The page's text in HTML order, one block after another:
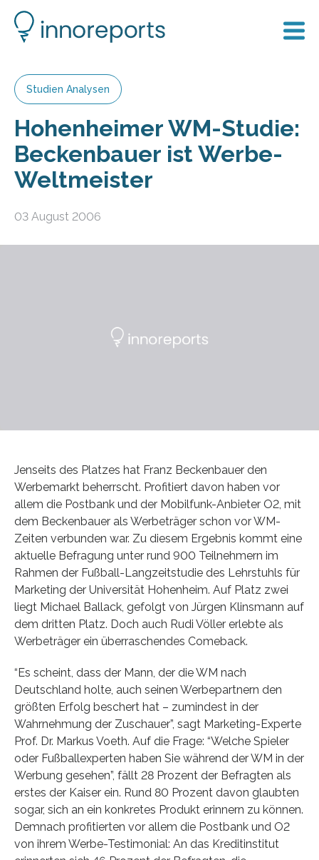
Studien Analysen
Hohenheimer WM-Studie:
Beckenbauer ist Werbe-
Weltmeister
03 August 2006
Jenseits des Platzes hat Franz Beckenbauer den
Werbemarkt beherrscht. Profitiert davon haben vor
allem die Postbank und der Mobilfunk-Anbieter O2, mit
dem Beckenbauer als Werbeträger schon vor WM-
Zeiten verbunden war. Zu diesem Ergebnis kommt eine
aktuelle Befragung unter rund 900 Teilnehmern im
Rahmen der Fußball-Langzeitstudie des Lehrstuhls für
Marketing der Universität Hohenheim. Auf Platz zwei
liegt Michael Ballack, gefolgt von Jürgen Klinsmann auf
dem dritten Platz. Doch auch Rudi Völler erlebte als
Werbeträger ein überraschendes Comeback.
“Es scheint, dass der Mann, der die WM nach
Deutschland holte, auch seinen Werbepartnern den
größten Erfolg beschert hat – zumindest in der
Wahrnehmung der Zuschauer”, sagt Marketing-Experte
Prof. Dr. Markus Voeth. Auf die Frage: “Welche Spieler
oder Fußballexperten haben Sie während der WM in der
Werbung gesehen”, fällt 28 Prozent der Befragten als
erstes der Kaiser ein. Rund 80 Prozent davon glaubten
sogar, sich an ein konkretes Produkt erinnern zu können.
Demnach profitierten vor allem die Postbank und O2
von ihrem Werbe-Testimonial: An das Kreditinstitut